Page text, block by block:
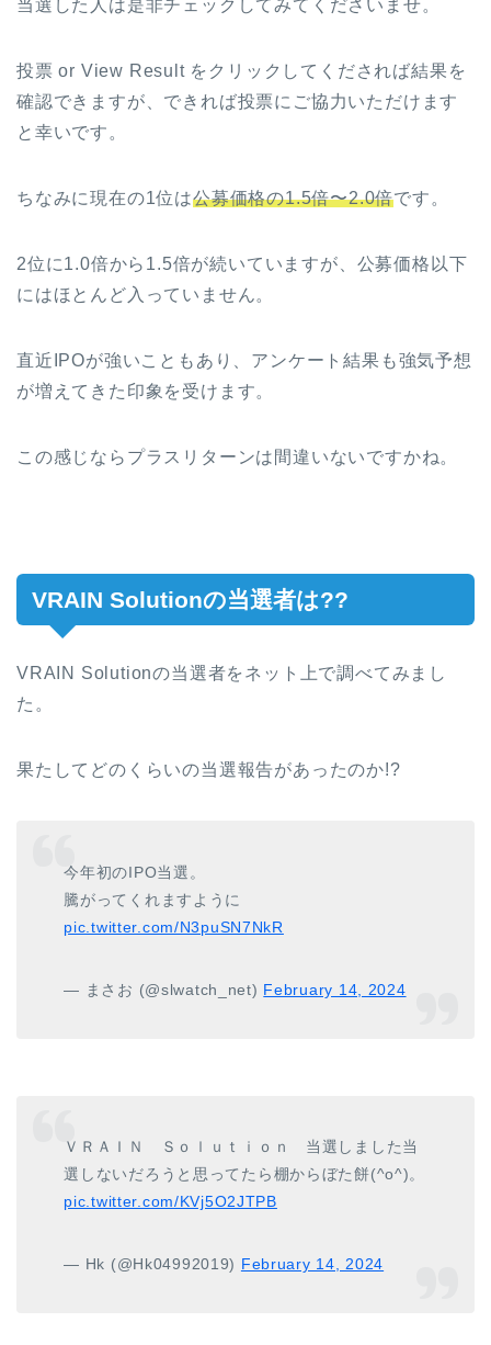
当選した人は是非チェックしてみてくださいませ。
投票 or View Result をクリックしてくだされば結果を
確認できますが、できれば投票にご協力いただけます
と幸いです。
ちなみに現在の1位は公募価格の1.5倍〜2.0倍です。
2位に1.0倍から1.5倍が続いていますが、公募価格以下
にはほとんど入っていません。
直近IPOが強いこともあり、アンケート結果も強気予想
が増えてきた印象を受けます。
この感じならプラスリターンは間違いないですかね。
VRAIN Solutionの当選者は??
VRAIN Solutionの当選者をネット上で調べてみまし
た。
果たしてどのくらいの当選報告があったのか!?
今年初のIPO当選。
騰がってくれますように
pic.twitter.com/N3puSN7NkR
— まさお (@slwatch_net) February 14, 2024
ＶＲＡＩＮ Ｓｏｌｕｔｉｏｎ 当選しました当
選しないだろうと思ってたら棚からぼた餅(^o^)。
pic.twitter.com/KVj5O2JTPB
— Hk (@Hk04992019) February 14, 2024